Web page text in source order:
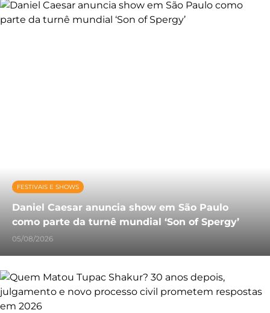
FESTIVAIS E SHOWS
Daniel Caesar anuncia show em São Paulo
como parte da turnê mundial ‘Son of Spergy’
05/08/2026